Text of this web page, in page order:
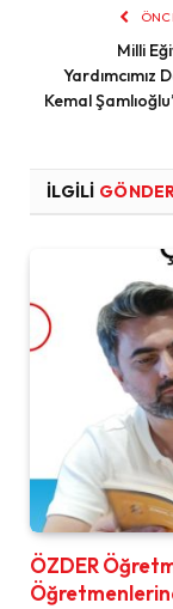
Milli
Yardımcımız
Kemal
İLGILI
ÖZDER